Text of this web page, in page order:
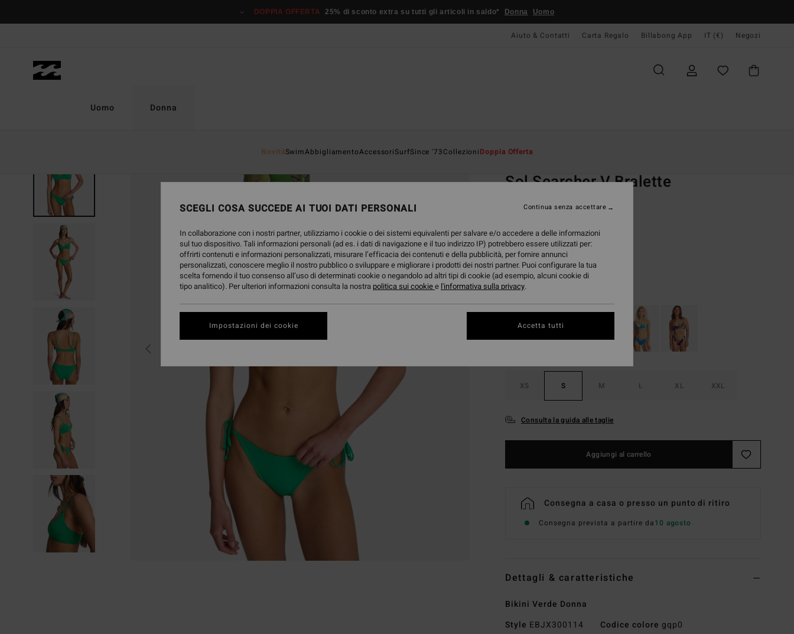
prodotto
DOPPIA OFFERTA 25% di sconto extra su tutti gli articoli in saldo* Donna Uomo
Aiuto & Contatti Carta Regalo Billabong App IT (€) Negozi
Uomo Donna
NovitàSwimAbbigliamentoAccessoriSurfSince '73CollezioniDoppia Offerta
Sol Searcher V Bralette
ECO-BONUS
35,95 €
Colori
XS S M L XL XXL
Consulta la guida alle taglie
Aggiungi al carrello
Consegna a casa o presso un punto di ritiro
Consegna prevista a partire da10 agosto
Dettagli & caratteristiche
Bikini Verde Donna
Style EBJX300114 Codice colore gqp0
SCEGLI COSA SUCCEDE AI TUOI DATI PERSONALI
In collaborazione con i nostri partner, utilizziamo i cookie o dei sistemi equivalenti per salvare e/o accedere a delle informazioni
sul tuo dispositivo. Tali informazioni personali (ad es. i dati di navigazione e il tuo indirizzo IP) potrebbero essere utilizzati per:
offrirti contenuti e informazioni personalizzati, misurare l’efficacia dei contenuti e della pubblicità, per fornire annunci
personalizzati, conoscere meglio il nostro pubblico o sviluppare e migliorare i prodotti dei nostri partner. Puoi configurare la tua
scelta fornendo il tuo consenso all’uso di determinati cookie o negandolo ad altri tipi di cookie (ad esempio, alcuni cookie di
tipo analitico). Per ulteriori informazioni consulta la nostra politica sui cookiee l'informativa sulla privacy.
Impostazioni dei cookie
Continua senza accettare
Accetta tutti